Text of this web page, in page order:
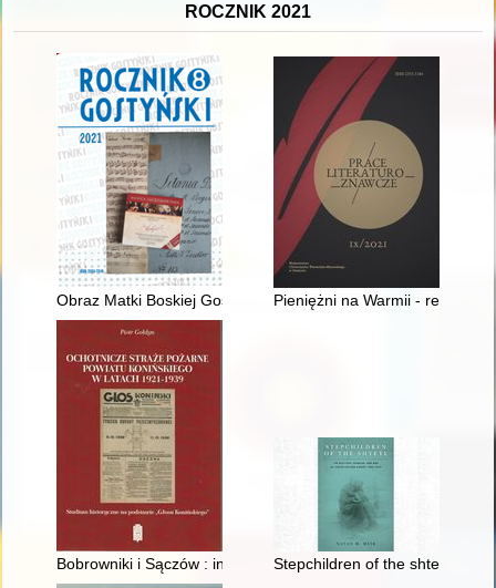
ROCZNIK 2021
Obraz Matki Boskiej Gostyńskiej z 1540 roku : problematyka
Pieniężni na Warmii - recenzja]
Bobrowniki i Sączów : inwentarze dóbr z XVII, XVIII i XIX w. :
Stepchildren of the shtetl : the